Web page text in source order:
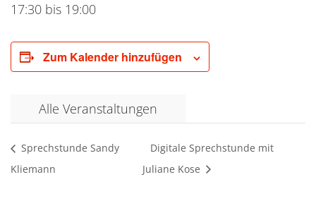
17:30 bis 19:00
Zum Kalender hinzufügen
Alle Veranstaltungen
Sprechstunde Sandy
Kliemann
Digitale Sprechstunde mit
Juliane Kose